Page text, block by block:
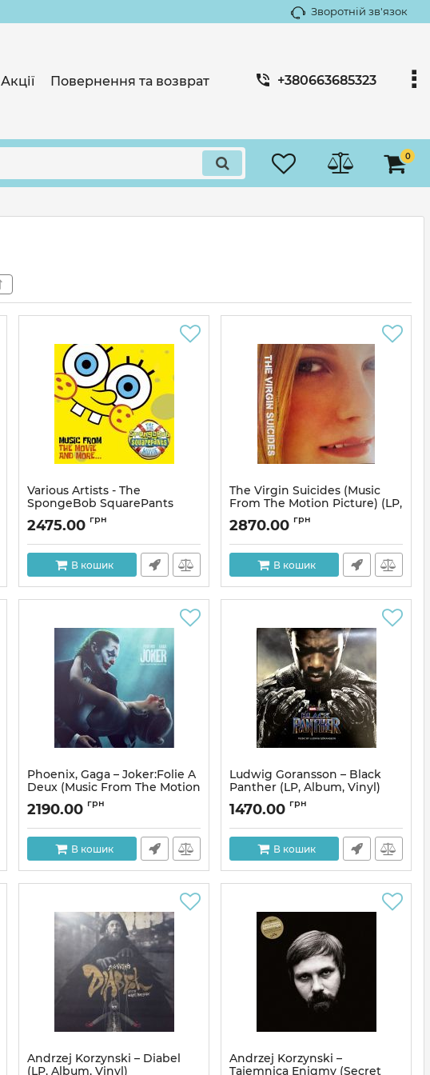
Зворотній зв'язок
Акції Повернення та возврат +380663685323
0
Various Artists - The
SpongeBob SquarePants
Movie-Music From The Movie
and More (LP, Limited
Edition, Yellow Vinyl)
Артикул:
2475.00 грн
В кошик
The Virgin Suicides (Music
From The Motion Picture) (LP,
Compilation, Reissue)
Артикул: 308951
2870.00 грн
В кошик
Phoenix, Gaga – Joker:Folie A
Deux (Music From The Motion
Picture) (LP, Album,
Translucent Red Vinyl)
Артикул: 313897
2190.00 грн
В кошик
Ludwig Goransson – Black
Panther (LP, Album, Vinyl)
Артикул: 313896
1470.00 грн
В кошик
Andrzej Korzynski – Diabel
(LP, Album, Vinyl)
Andrzej Korzynski –
Tajemnica Enigmy (Secret